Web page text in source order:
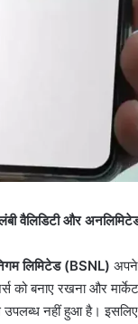
वैलिडिटी और
लिमिटेड (BSNL) अपने
बनाए रखना और
नहीं हुआ है।